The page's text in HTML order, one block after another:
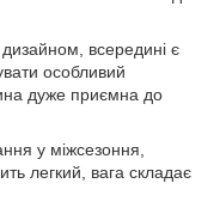
всередині є
особливий
дуже приємна до
у міжсезоння,
легкий, вага складає